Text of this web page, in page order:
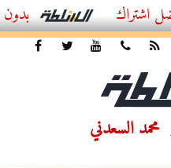
أفضل اشتراك IPTV بدون تقطيع 2026 – دليل المشاهد العصري
محمد السعدني